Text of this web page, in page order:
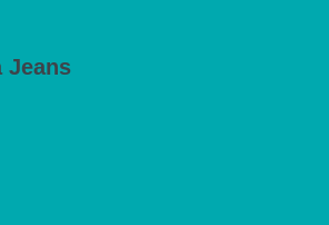
Jeans